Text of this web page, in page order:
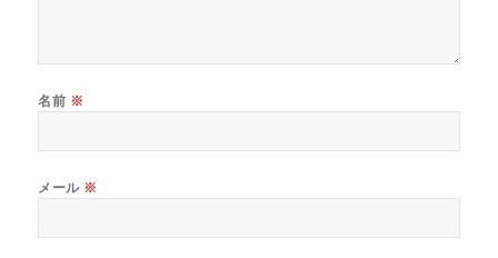
名前 ※
メール ※